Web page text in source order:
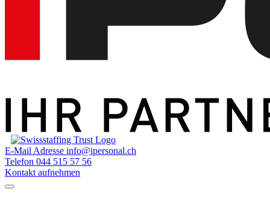
E-Mail Adresse info@ipersonal.ch
Telefon 044 515 57 56
Kontakt aufnehmen